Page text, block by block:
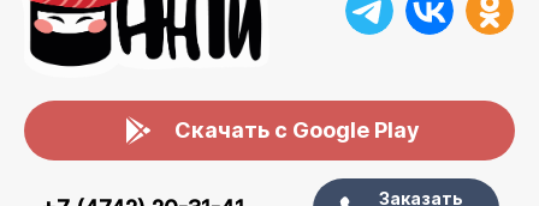
Скачать с Google Play
Заказать